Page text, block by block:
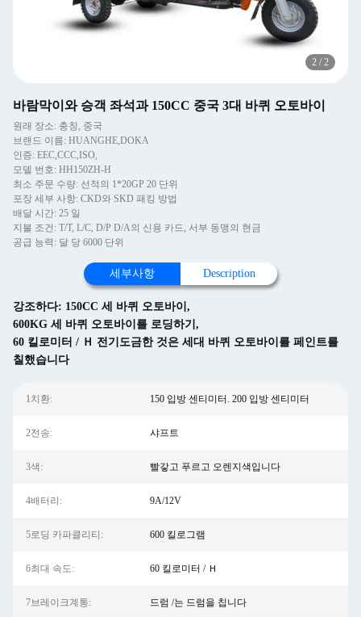
2 / 2
바람막이와 승객 좌석과 150CC 중국 3대 바퀴 오토바이
원래 장소: 충칭, 중국
브랜드 이름: HUANGHE,DOKA
인증: EEC,CCC,ISO,
모델 번호: HH150ZH-H
최소 주문 수량: 선적의 1*20GP 20 단위
포장 세부 사항: CKD와 SKD 패킹 방법
배달 시간: 25 일
지불 조건: T/T, L/C, D/P D/A의 신용 카드, 서부 동맹의 현금
공급 능력: 달 당 6000 단위
세부사항 Description
강조하다: 150CC 세 바퀴 오토바이 ,
600KG 세 바퀴 오토바이를 로딩하기 ,
60 킬로미터 / Ｈ 전기도금한 것은 세대 바퀴 오토바이를 페인트를
칠했습니다
1치환: 150 입방 센티미터. 200 입방 센티미터
2전송: 샤프트
3색: 빨갛고 푸르고 오렌지색입니다
4배터리: 9A/12V
5로딩 카파클리티: 600 킬로그램
6최대 속도: 60 킬로미터 / Ｈ
7브레이크계통: 드럼 /는 드럼을 칩니다